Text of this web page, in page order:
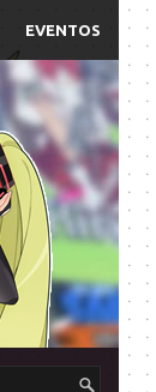
EVENTOS